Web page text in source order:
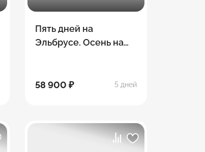
Пять дней на
Эльбрусе. Осень на
58 900 ₽ 5 дней